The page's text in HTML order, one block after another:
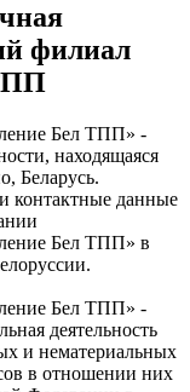
филиал
Бел ТПП» -
находящаяся
Беларусь.
контактные данные
Бел ТПП» в
Бел ТПП» -
деятельность
и нематериальных
в отношении них